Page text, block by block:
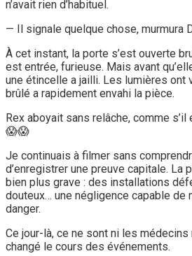
n’avait rien d’habituel.
— Il signale quelque chose, murmura
À cet instant, la porte s’est ouverte
est entrée, furieuse. Mais avant
une étincelle a jailli. Les lumières ont
brûlé a rapidement envahi la pièce.
Rex aboyait sans relâche, comme
😱😱
Je continuais à filmer sans
d’enregistrer une preuve capitale. La
bien plus grave : des installations
douteux… une négligence capable de
danger.
Ce jour-là, ce ne sont ni les médecins
changé le cours des événements.